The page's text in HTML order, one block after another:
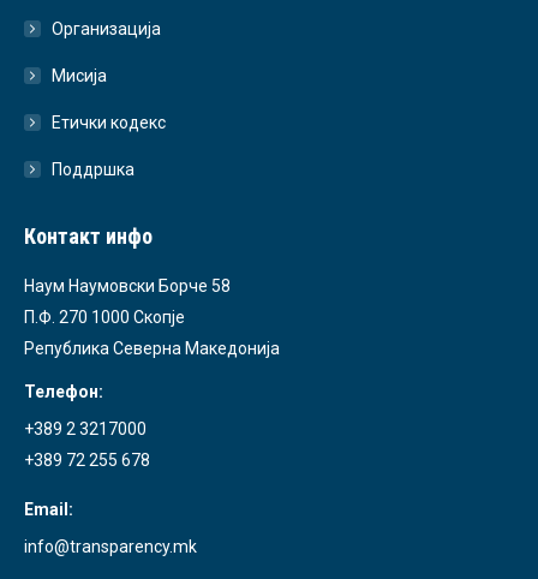
Организација
Мисија
Етички кодекс
Поддршка
Контакт инфо
Наум Наумовски Борче 58
П.Ф. 270 1000 Скопје
Република Северна Македонија
Телефон:
+389 2 3217000
+389 72 255 678
Email:
info@transparency.mk